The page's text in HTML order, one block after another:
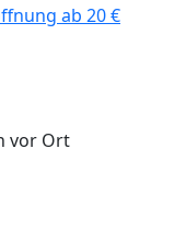
vor Ort